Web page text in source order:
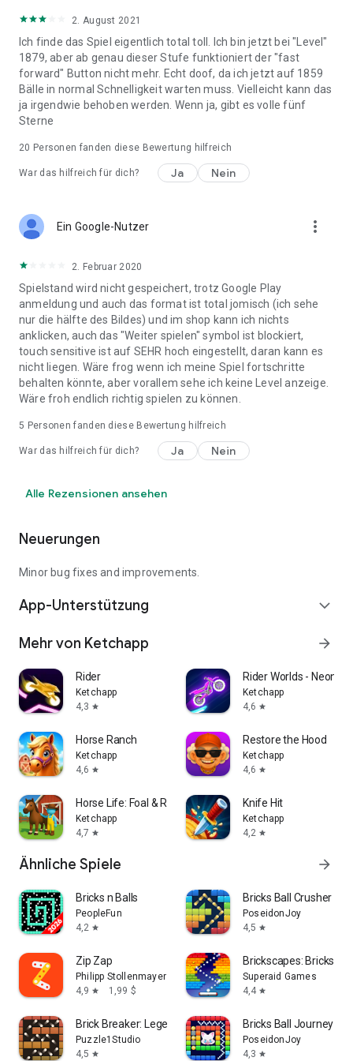
2. August 2021
Ich finde das Spiel eigentlich total toll. Ich bin jetzt bei "Level"
1879, aber ab genau dieser Stufe funktioniert der "fast
forward" Button nicht mehr. Echt doof, da ich jetzt auf 1859
Bälle in normal Schnelligkeit warten muss. Vielleicht kann das
ja irgendwie behoben werden. Wenn ja, gibt es volle fünf
Sterne
20 Personen fanden diese Bewertung hilfreich
War das hilfreich für dich? Ja Nein
Ein Google-Nutzer more_vert
2. Februar 2020
Spielstand wird nicht gespeichert, trotz Google Play
anmeldung und auch das format ist total jomisch (ich sehe
nur die hälfte des Bildes) und im shop kann ich nichts
anklicken, auch das "Weiter spielen" symbol ist blockiert,
touch sensitive ist auf SEHR hoch eingestellt, daran kann es
nicht liegen. Wäre frog wenn ich meine Spiel fortschritte
behalten könnte, aber vorallem sehe ich keine Level anzeige.
Wäre froh endlich richtig spielen zu können.
5 Personen fanden diese Bewertung hilfreich
War das hilfreich für dich? Ja Nein
Alle Rezensionen ansehen
Neuerungen
Minor bug fixes and improvements.
App-Unterstützung expand_more
Mehr von Ketchapp arrow_forward
Rider
Ketchapp
4,3 star
Rider Worlds - Neon
Ketchapp
4,6 star
Horse Ranch
Ketchapp
4,6 star
Restore the Hood
Ketchapp
4,6 star
Horse Life: Foal & Ranch Care
Ketchapp
4,7 star
Knife Hit
Ketchapp
4,2 star
Ähnliche Spiele arrow_forward
Bricks n Balls
PeopleFun
4,2 star
Bricks Ball Crusher
PoseidonJoy
4,5 star
Zip Zap
Philipp Stollenmayer
4,9 star 1,99 $
Brickscapes: Bricks
Superaid Games
4,4 star
Brick Breaker: Legend Balls
Puzzle1Studio
4,5 star
Bricks Ball Journey
PoseidonJoy
4,3 star